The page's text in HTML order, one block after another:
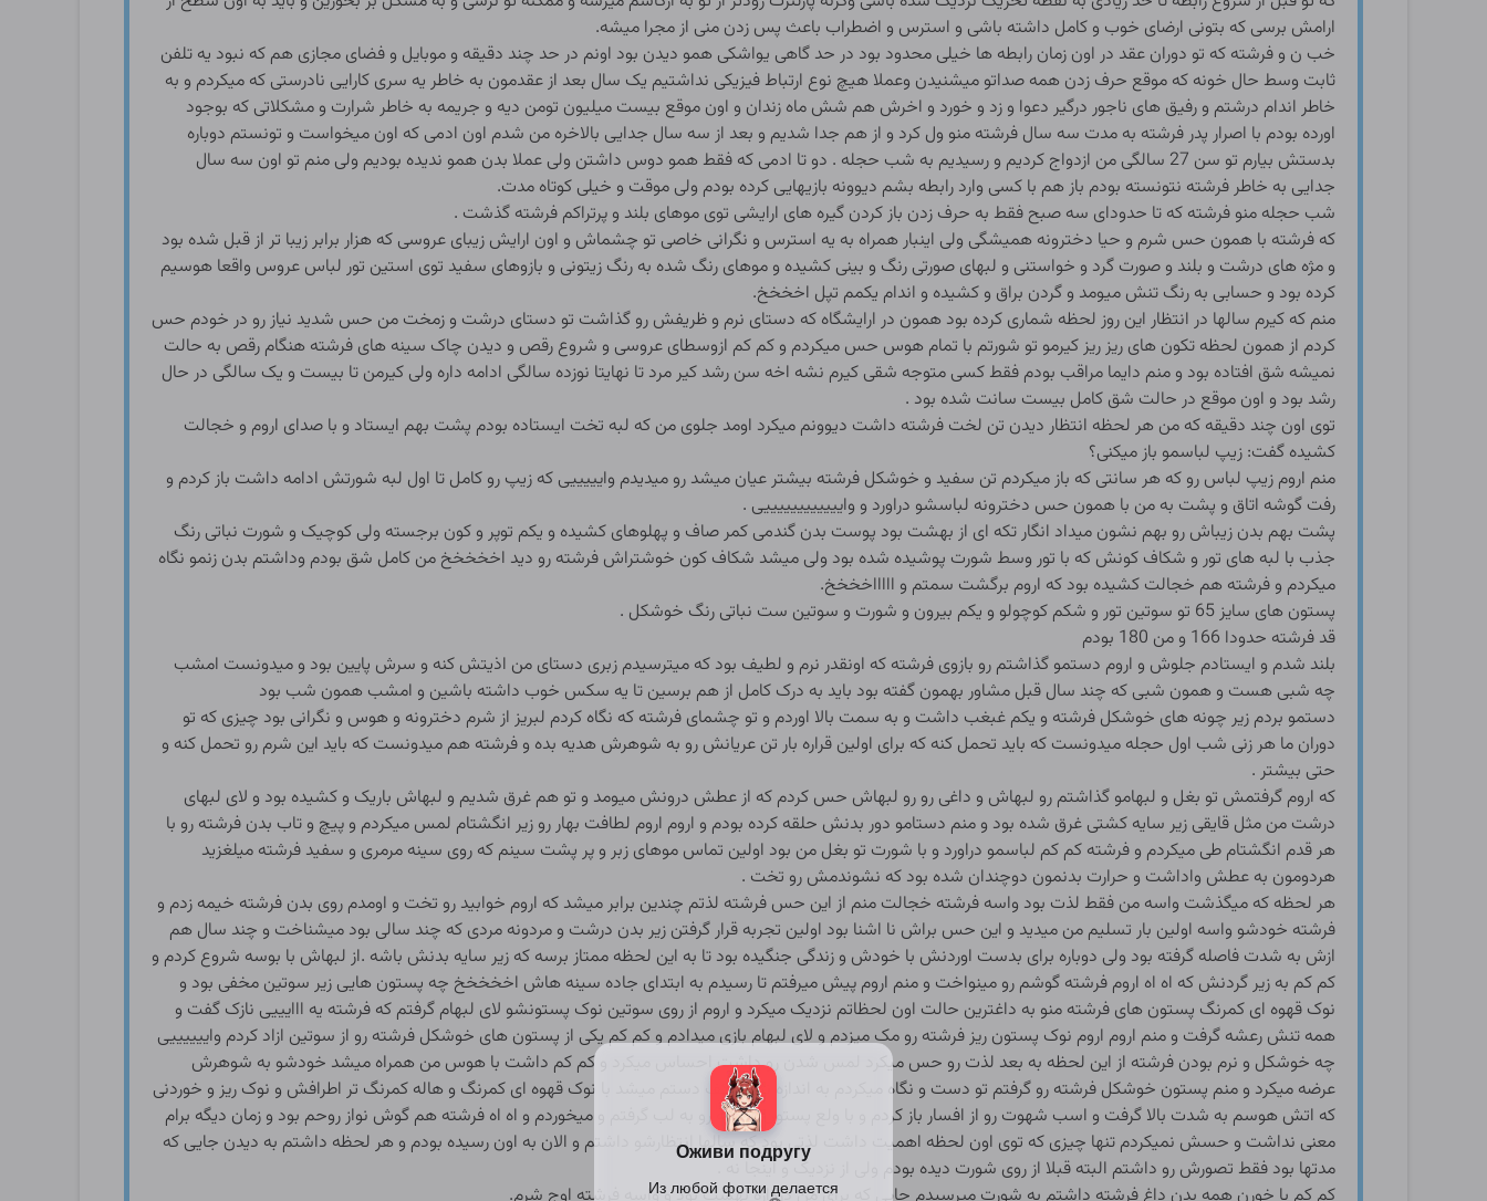
ارامش برسی که بتونی ارضای خوب و کامل داشته باشی و استرس و اضطراب باعث پس زدن منی از مجرا میشه.
خب ن و فرشته که تو دوران عقد در اون زمان رابطه ها خیلی محدود بود در حد گاهی یواشکی همو دیدن بود اونم در حد چند دقیقه و موبایل و فضای مجازی هم که نبود یه تلفن
ثابت وسط حال خونه که موقع حرف زدن همه صداتو میشنیدن وعملا هیچ نوع ارتباط فیزیکی نداشتیم یک سال بعد از عقدمون به خاطر یه سری کارایی نادرستی که میکردم و به
خاطر اندام درشتم و رفیق های ناجور درگیر دعوا و زد و خورد و اخرش هم شش ماه زندان و اون موقع بیست میلیون تومن دیه و جریمه به خاطر شرارت و مشکلاتی که بوجود
اورده بودم با اصرار پدر فرشته به مدت سه سال فرشته منو ول کرد و از هم جدا شدیم و بعد از سه سال جدایی بالاخره من شدم اون ادمی که اون میخواست و تونستم دوباره
بدستش بیارم تو سن 27 سالگی من ازدواج کردیم و رسیدیم به شب حجله . دو تا ادمی که فقط همو دوس داشتن ولی عملا بدن همو ندیده بودیم ولی منم تو اون سه سال
جدایی به خاطر فرشته نتونسته بودم باز هم با کسی وارد رابطه بشم دیوونه بازیهایی کرده بودم ولی موقت و خیلی کوتاه مدت.
شب حجله منو فرشته که تا حدودای سه صبح فقط به حرف زدن باز کردن گیره های ارایشی توی موهای بلند و پرتراکم فرشته گذشت .
که فرشته با همون حس شرم و حیا دخترونه همیشگی ولی اینبار همراه به یه استرس و نگرانی خاصی تو چشماش و اون ارایش زیبای عروسی که هزار برابر زیبا تر از قبل شده بود
و مژه های درشت و بلند و صورت گرد و خواستنی و لبهای صورتی رنگ و بینی کشیده و موهای رنگ شده به رنگ زیتونی و بازوهای سفید توی استین تور لباس عروس واقعا هوسیم
کرده بود و حسابی به رنگ تنش میومد و گردن براق و کشیده و اندام یکمم تپل اخخخخ.
منم که کیرم سالها در انتظار این روز لحظه شماری کرده بود همون در ارایشگاه که دستای نرم و ظریفش رو گذاشت تو دستای درشت و زمخت من حس شدید نیاز رو در خودم حس
کردم از همون لحظه تکون های ریز ریز کیرمو تو شورتم با تمام هوس حس میکردم و کم کم ازوسطای عروسی و شروع رقص و دیدن چاک سینه های فرشته هنگام رقص به حالت
نمیشه شق افتاده بود و منم دایما مراقب بودم فقط کسی متوجه شقی کیرم نشه اخه سن رشد کیر مرد تا نهایتا نوزده سالگی ادامه داره ولی کیرمن تا بیست و یک سالگی در حال
رشد بود و اون موقع در حالت شق کامل بیست سانت شده بود .
توی اون چند دقیقه که من هر لحظه انتظار دیدن تن لخت فرشته داشت دیوونم میکرد اومد جلوی من که لبه تخت ایستاده بودم پشت بهم ایستاد و با صدای اروم و خجالت
کشیده گفت: زیپ لباسمو باز میکنی؟
منم اروم زیپ لباس رو که هر سانتی که باز میکردم تن سفید و خوشکل فرشته بیشتر عیان میشد رو میدیدم وایییییی که زیپ رو کامل تا اول لبه شورتش ادامه داشت باز کردم و
رفت گوشه اتاق و پشت به من با همون حس دخترونه لباسشو دراورد و واییییییییییییی .
پشت بهم بدن زیباش رو بهم نشون میداد انگار تکه ای از بهشت بود پوست بدن گندمی کمر صاف و پهلوهای کشیده و یکم توپر و کون برجسته ولی کوچیک و شورت نباتی رنگ
جذب با لبه های تور و شکاف کونش که با تور وسط شورت پوشیده شده بود ولی میشد شکاف کون خوشتراش فرشته رو دید اخخخخخ من کامل شق بودم وداشتم بدن زنمو نگاه
میکردم و فرشته هم خجالت کشیده بود که اروم برگشت سمتم و اااااخخخخ.
پستون های سایز 65 تو سوتین تور و شکم کوچولو و یکم بیرون و شورت و سوتین ست نباتی رنگ خوشکل .
قد فرشته حدودا 166 و من 180 بودم
بلند شدم و ایستادم جلوش و اروم دستمو گذاشتم رو بازوی فرشته که اونقدر نرم و لطیف بود که میترسیدم زبری دستای من اذیتش کنه و سرش پایین بود و میدونست امشب
چه شبی هست و همون شبی که چند سال قبل مشاور بهمون گفته بود باید به درک کامل از هم برسین تا یه سکس خوب داشته باشین و امشب همون شب بود
دستمو بردم زیر چونه های خوشکل فرشته و یکم غبغب داشت و به سمت بالا اوردم و تو چشمای فرشته که نگاه کردم لبریز از شرم دخترونه و هوس و نگرانی بود چیزی که تو
دوران ما هر زنی شب اول حجله میدونست که باید تحمل کنه که برای اولین قراره بار تن عریانش رو به شوهرش هدیه بده و فرشته هم میدونست که باید این شرم رو تحمل کنه و
حتی بیشتر .
که اروم گرفتمش تو بغل و لبهامو گذاشتم رو لبهاش و داغی رو رو لبهاش حس کردم که از عطش درونش میومد و تو هم غرق شدیم و لبهاش باریک و کشیده بود و لای لبهای
درشت من مثل قایقی زیر سایه کشتی غرق شده بود و منم دستامو دور بدنش حلقه کرده بودم و اروم اروم لطافت بهار رو زیر انگشتام لمس میکردم و پیچ و تاب بدن فرشته رو با
هر قدم انگشتام طی میکردم و فرشته کم کم لباسمو دراورد و با شورت تو بغل من بود اولین تماس موهای زبر و پر پشت سینم که روی سینه مرمری و سفید فرشته میلغزید
هردومون به عطش واداشت و حرارت بدنمون دوچندان شده بود که نشوندمش رو تخت .
هر لحظه که میگذشت واسه من فقط لذت بود واسه فرشته خجالت منم از این حس فرشته لذتم چندین برابر میشد که اروم خوابید رو تخت و اومدم روی بدن فرشته خیمه زدم و
فرشته خودشو واسه اولین بار تسلیم من میدید و این حس براش نا اشنا بود اولین تجربه قرار گرفتن زیر بدن درشت و مردونه مردی که چند سالی بود میشناخت و چند سال هم
ازش به شدت فاصله گرفته بود ولی دوباره برای بدست اوردنش با خودش و زندگی جنگیده بود تا به این لحظه ممتاز برسه که زیر سایه بدنش باشه .از لبهاش با بوسه شروع کردم و
کم کم به زیر گردنش که اه اه اروم فرشته گوشم رو مینواخت و منم اروم پیش میرفتم تا رسیدم به ابتدای جاده سینه هاش اخخخخخ چه پستون هایی زیر سوتین مخفی بود و
نوک قهوه ای کمرنگ پستون های فرشته منو به داغترین حالت اون لحظاتم نزدیک میکرد و اروم از روی سوتین نوک پستونشو لای لبهام گرفتم که فرشته یه ااایییی نازک گفت و
همه تنش رعشه گرفت و منم اروم اروم نوک پستون ریز فرشته رو مک میزدم و لای لبهام بازی میدادم و کم کم یکی از پستون های خوشکل فرشته رو از سوتین ازاد کردم واییییییی
چه خوشکل و نرم بودن فرشته از این لحظه به بعد لذت رو حس میکرد لمس شدن رو داشت احساس میکرد و کم کم داشت با هوس من همراه میشد خودشو به شوهرش
عرضه میکرد و منم پستون خوشکل فرشته رو گرفتم تو دست و نگاه میکردم به اندازه نصف کف دستم میشد با نوک قهوه ای کمرنگ و هاله کمرنگ تر اطرافش و نوک ریز و خوردنی
که اتش هوسم به شدت بالا گرفت و اسب شهوت رو از افسار باز کردم و با ولع پستون فرشته رو به لب گرفتم و میخوردم و اه اه فرشته هم گوش نواز روحم بود و زمان دیگه برام
معنی نداشت و حسش نمیکردم تنها چیزی که توی اون لحظه اهمیت داشت لذتی بود که سالها انتظارشو داشتم و الان به اون رسیده بودم و هر لحظه داشتم به دیدن جایی که
مدتها بود فقط تصورش رو داشتم البته قبلا از روی شورت دیده بودم ولی از نزدیک و اینجا نه .